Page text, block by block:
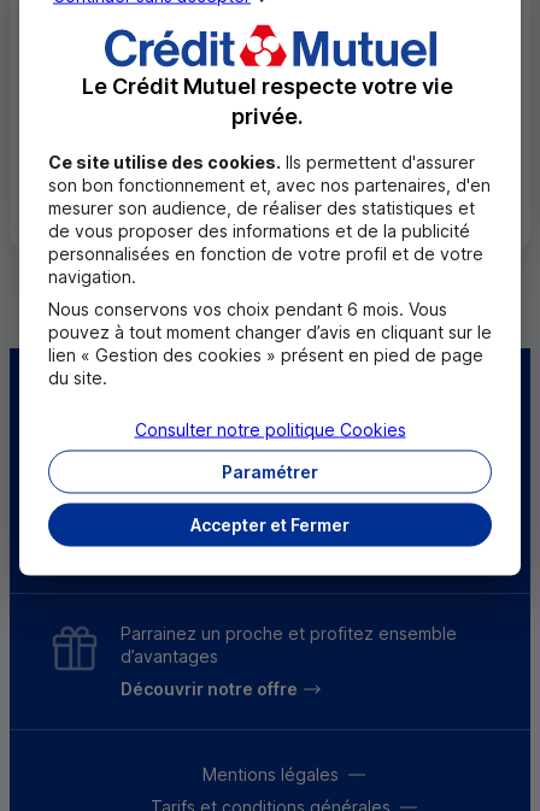
89000 AUXERRE
03 86 48 03 06
Ouvert, jusqu'à 12h30
Toutes les localités
Sourds et
Télécharger l'application
Parrainez un proche et profitez ensemble
d’avantages
Découvrir notre offre
Mentions légales
Tarifs et conditions générales
Le Crédit Mutuel respecte votre vie
privée.
Ce site utilise des cookies. Ils permettent d'assurer
son bon fonctionnement et, avec nos partenaires, d'en
mesurer son audience, de réaliser des statistiques et
de vous proposer des informations et de la publicité
personnalisées en fonction de votre profil et de votre
navigation.
Nous conservons vos choix pendant 6 mois. Vous
pouvez à tout moment changer d’avis en cliquant sur le
lien « Gestion des cookies » présent en pied de page
du site.
Accepter et Fermer
Paramétrer
Consulter notre politique Cookies